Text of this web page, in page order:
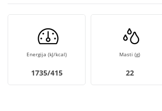
Energija (kJ/kcal)
1735/415
Masti (g)
22